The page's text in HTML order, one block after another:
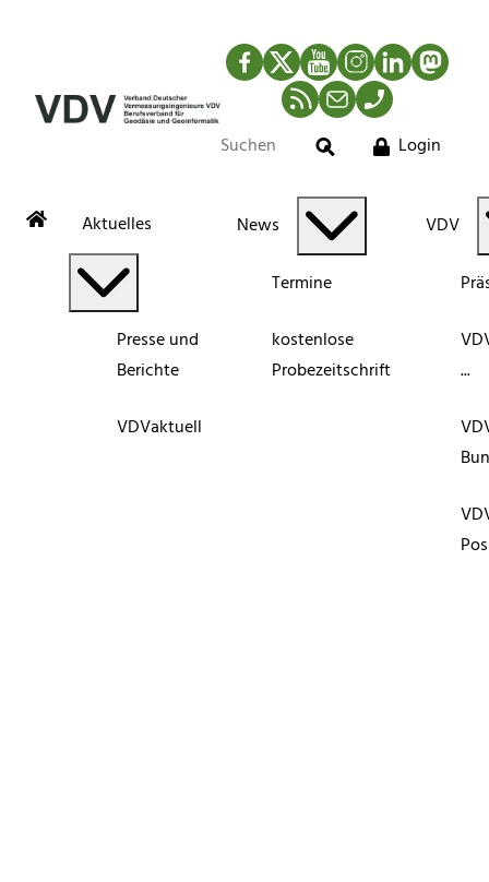
Facebook
TwitterYouTubeInstagram
LinkedIn
RSS-Newsfeed
MailTelefon
Suche
Login
Aktuelles
Presse und
Berichte
VDVaktuell
News
Termine
kostenlose
Probezeitschrift
VDV
...